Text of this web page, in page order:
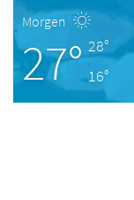
Morgen
27° 28°
16°